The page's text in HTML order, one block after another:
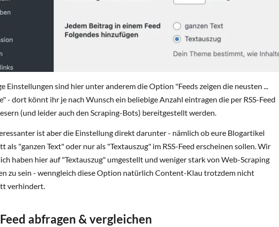
Einstellungen sind hier unter anderem die Option "Feeds zeigen die neusten ...
- dort könnt ihr je nach Wunsch ein beliebige Anzahl eintragen die per RSS-Feed
(und leider auch den Scraping-Bots) bereitgestellt werden.
ist aber die Einstellung direkt darunter - nämlich ob eure Blogartikel
als "ganzen Text" oder nur als "Textauszug" im RSS-Feed erscheinen sollen. Wir
haben hier auf "Textauszug" umgestellt und weniger stark von Web-Scraping
zu sein - wenngleich diese Option natürlich Content-Klau trotzdem nicht
verhindert.
abfragen & vergleichen